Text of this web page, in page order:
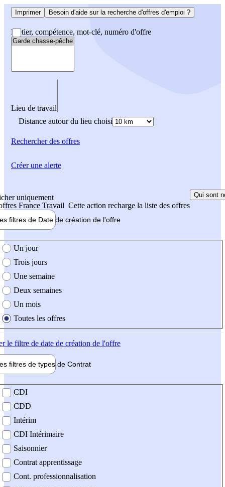
Imprimer Besoin d'aide sur la recherche d'offres d'emploi ?
Métier, compétence, mot-clé, numéro d'offre
Lieu de travail
Distance autour du lieu choisi
Rechercherdes offres
uniquement
France Travail Cette action recharge la liste des offres
Qui sont
filtres de Date de création de l'offre
création de l'offre
Un jour
Trois jours
Une semaine
Deux semaines
Un mois
Toutes les offres
le filtre de date de création de l'offre
filtres de types de Contrat
contrat
CDI
CDD
Intérim
CDI Intérimaire
Saisonnier
Contrat apprentissage
Cont. professionnalisation
Créer une alerte